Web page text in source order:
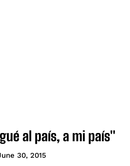
al país, a mi país"
30, 2015